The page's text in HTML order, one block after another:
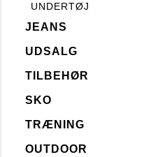
UNDERTØJ
JEANS
UDSALG
TILBEHØR
SKO
TRÆNING
OUTDOOR